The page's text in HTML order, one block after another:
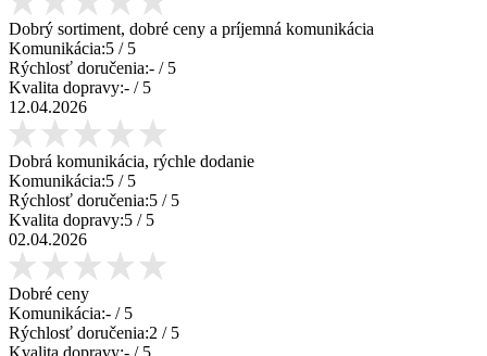
Dobrý sortiment, dobré ceny a príjemná komunikácia
Komunikácia:5 / 5
Rýchlosť doručenia:- / 5
Kvalita dopravy:- / 5
12.04.2026
Dobrá komunikácia, rýchle dodanie
Komunikácia:5 / 5
Rýchlosť doručenia:5 / 5
Kvalita dopravy:5 / 5
02.04.2026
Dobré ceny
Komunikácia:- / 5
Rýchlosť doručenia:2 / 5
Kvalita dopravy:- / 5